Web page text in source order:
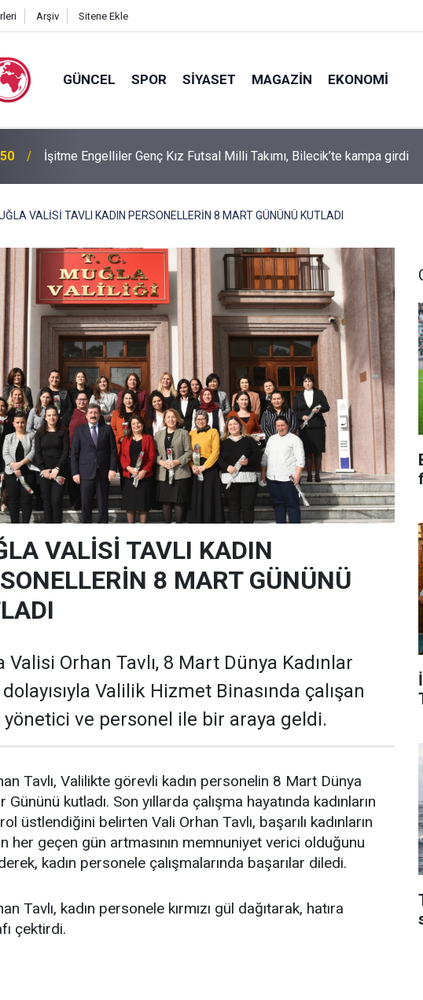
Arşiv Sitene Ekle
GÜNCEL SPOR SIYASET MAGAZIN EKONOMI
İşitme Engelliler Genç Kız Futsal Milli Takımı, Bilecik’te kampa girdi
VALİSİ TAVLI KADIN PERSONELLERİN 8 MART GÜNÜNÜ KUTLADI
VALİSİ TAVLI KADIN
8 MART GÜNÜNÜ
Valisi Orhan Tavlı, 8 Mart Dünya Kadınlar
Valilik Hizmet Binasında çalışan
yönetici ve personel ile bir araya geldi.
Tavlı, Valilikte görevli kadın personelin 8 Mart Dünya
Gününü kutladı. Son yıllarda çalışma hayatında kadınların
üstlendiğini belirten Vali Orhan Tavlı, başarılı kadınların
her geçen gün artmasının memnuniyet verici olduğunu
kadın personele çalışmalarında başarılar diledi.
Tavlı, kadın personele kırmızı gül dağıtarak, hatıra
çektirdi.